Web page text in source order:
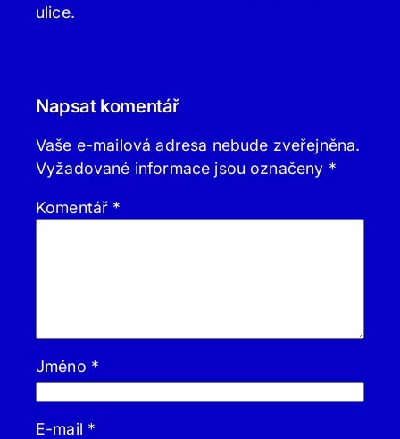
ulice.
Napsat komentář
Vaše e-mailová adresa nebude zveřejněna.
Vyžadované informace jsou označeny *
Komentář *
Jméno *
E-mail *